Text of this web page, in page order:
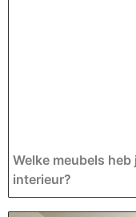
Welke meubels
interieur?